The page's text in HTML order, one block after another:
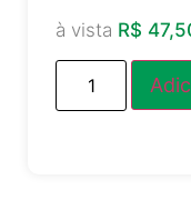
à vista R$